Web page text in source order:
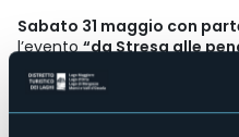
Sabato 31 maggio con
l’evento“da Stresa alle
Raduno di vetture Porsche
Liguria, organizzato dall’
sorriso”.